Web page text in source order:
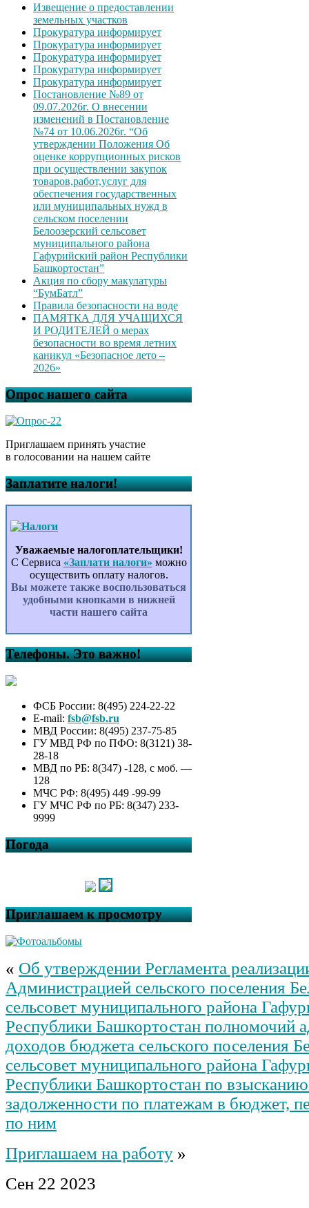
Извещение о предоставлении
земельных участков
Прокуратура информирует
Прокуратура информирует
Прокуратура информирует
Прокуратура информирует
Прокуратура информирует
Постановление №89 от
09.07.2026г. О внесении
изменений в Постановление
№74 от 10.06.2026г. “Об
утверждении Положения Об
оценке коррупционных рисков
при осуществлении закупок
товаров,работ,услуг для
обеспечения государственных
или муниципальных нужд в
сельском поселении
Белоозерский сельсовет
муниципального района
Гафурийский район Республики
Башкортостан”
Акция по сбору макулатуры
“БумБатл”
Правила безопасности на воде
ПАМЯТКА ДЛЯ УЧАЩИХСЯ
И РОДИТЕЛЕЙ о мерах
безопасности во время летних
каникул «Безопасное лето –
2026»
Опрос нашего сайта
Приглашаем принять участие
в голосовании на нашем сайте
Заплатите налоги!
Уважаемые налогоплательщики!
С Сервиса «Заплати налоги» можно
осуществить оплату налогов.
Вы можете также воспользоваться
удобными кнопками в нижней
части нашего сайта
Телефоны. Это важно!
ФСБ России: 8(495) 224-22-22
E-mail: fsb@fsb.ru
МВД России: 8(495) 237-75-85
ГУ МВД РФ по ПФО: 8(3121) 38-
28-18
МВД по РБ: 8(347) -128, с моб. —
128
МЧС РФ: 8(495) 449 -99-99
ГУ МЧС РФ по РБ: 8(347) 233-
9999
Погода
Приглашаем к просмотру
« Об утверждении Регламента
Администрацией сельского поселения
сельсовет муниципального района
Республики Башкортостан полномочий
доходов бюджета сельского поселения
сельсовет муниципального района
Республики Башкортостан по
задолженности по платежам в бюджет,
по ним
Приглашаем на работу »
Сен 22 2023